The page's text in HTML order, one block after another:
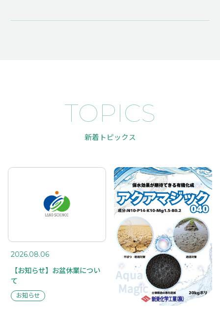
TOPICS
新着トピックス
2026.08.06
【お知らせ】お盆休業につい
て
お知らせ